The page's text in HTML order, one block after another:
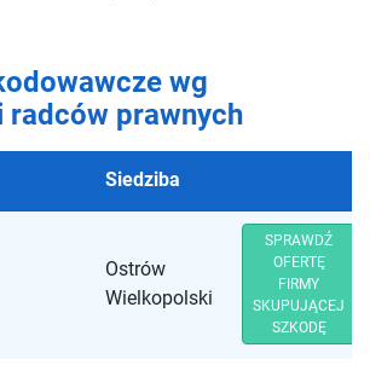
wg
radców prawnych
Siedziba
Ostrów
Wielkopolski
SPRAWDŹ
OFERTĘ
FIRMY
SKUPUJĄCEJ
SZKODĘ